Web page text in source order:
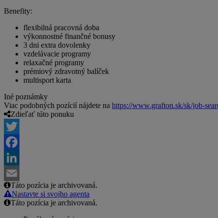
Benefity:
flexibilná pracovná doba
výkonnostné finančné bonusy
3 dni extra dovolenky
vzdelávacie programy
relaxačné programy
prémiový zdravotný balíček
multisport karta
Iné poznámky
Viac podobných pozícií nájdete na https://www.grafton.sk/sk/job-
Zdieľať túto ponuku
Twitter
Facebook
LinkedIn
Email
Táto pozícia je archivovaná.
Nastavte si svojho agenta
Táto pozícia je archivovaná.